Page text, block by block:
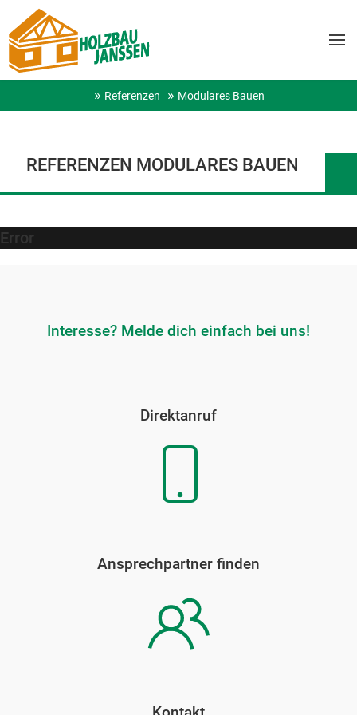
Referenzen Modulares Bauen
REFERENZEN MODULARES BAUEN
Error
Interesse? Melde dich einfach bei uns!
Direktanruf
Ansprechpartner finden